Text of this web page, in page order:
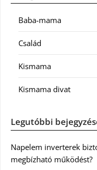
Baba-mama
Család
Kismama
Kismama divat
Legutóbbi
Napelem inverterek
megbízható működést?